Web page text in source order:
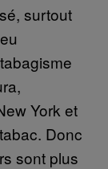
surtout
York et
Donc
sont plus